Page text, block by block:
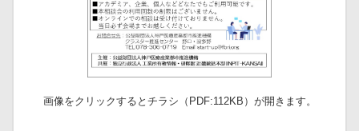
画像をクリックするとチラシ（PDF:112KB）が開きます。